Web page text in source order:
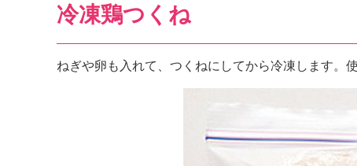
見
つ
け
よ
う
N
冷凍鶏つくね
ねぎや卵も入れて、つくねにしてから冷凍します。